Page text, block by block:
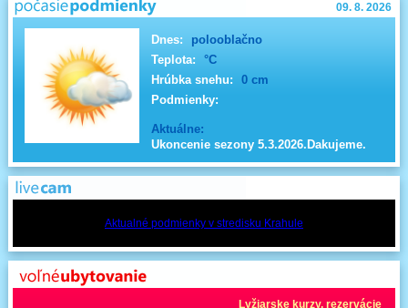
09. 8. 2026
Dnes:
polooblačno
Teplota:
°C
Hrúbka snehu:
0 cm
Podmienky:
Aktuálne:
Ukoncenie sezony 5.3.2026.Dakujeme.
Aktualné podmienky v stredisku Krahule
Lyžiarske kurzy, rezervácie